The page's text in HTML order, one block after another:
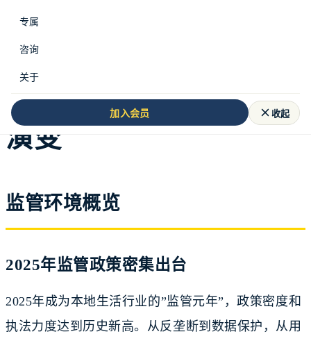
专属
咨询
关于
加入会员 收起
监管介入后的行业格局
演变
监管环境概览
2025年监管政策密集出台
2025年成为本地生活行业的”监管元年”，政策密度和
执法力度达到历史新高。从反垄断到数据保护，从用